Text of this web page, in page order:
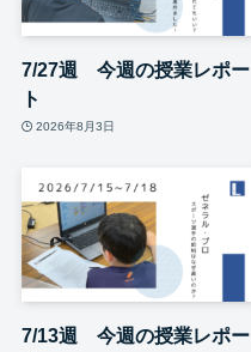
7/27週 今週の授業レポー
ト
2026年8月3日
7/13週 今週の授業レポー